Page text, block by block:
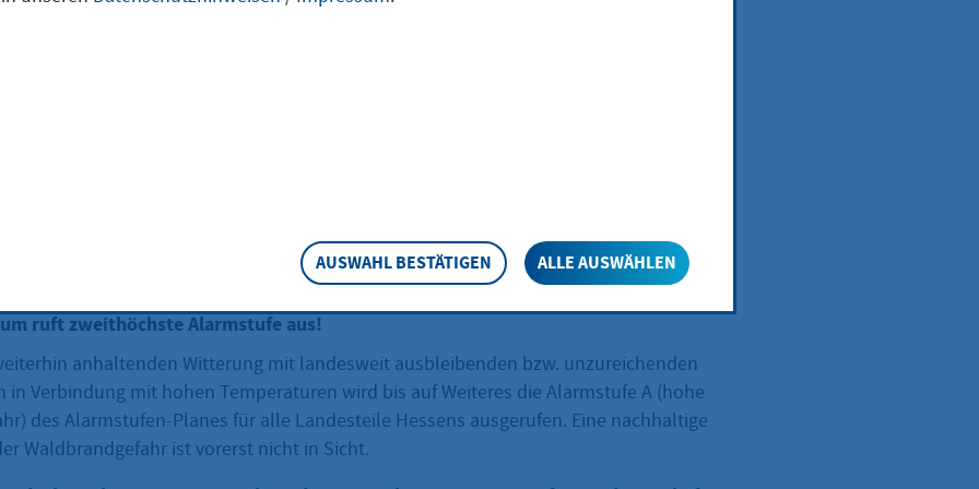
Bedeutung zu. Hier erfahren Sie, wann und auf
Sie in der Kreisstadt Hofheim am Taunus gewarnt
ruft zweithöchste Alarmstufe aus!
anhaltenden Witterung mit landesweit ausbleibenden bzw. unzureichenden
in Verbindung mit hohen Temperaturen wird bis auf Weiteres die Alarmstufe A (hohe
des Alarmstufen-Planes für alle Landesteile Hessens ausgerufen. Eine nachhaltige
Waldbrandgefahr ist vorerst nicht in Sicht.
AUSWAHL BESTÄTIGEN ALLE AUSWÄHLEN